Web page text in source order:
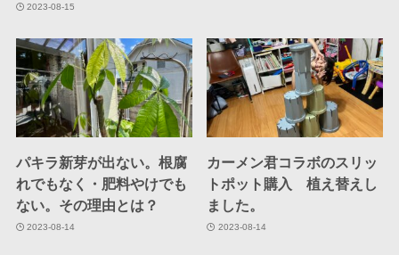
2023-08-15
パキラ新芽が出ない。根腐
れでもなく・肥料やけでも
ない。その理由とは？
2023-08-14
カーメン君コラボのスリッ
トポット購入 植え替えし
ました。
2023-08-14